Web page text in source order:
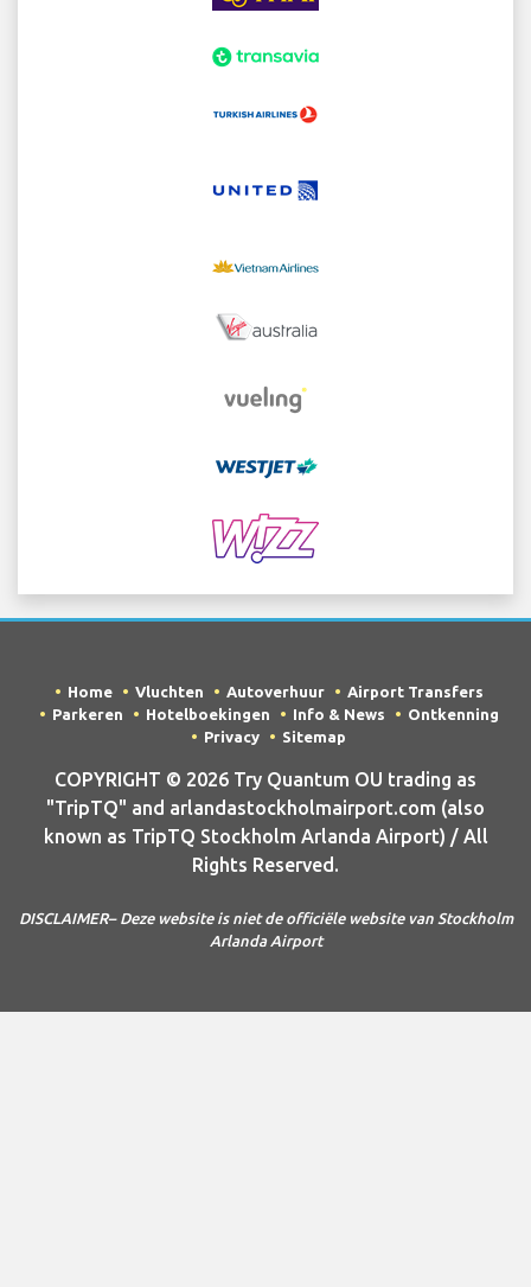
Home Vluchten Autoverhuur
Airport Transfers
Parkeren
Hotelboekingen Info & News
Ontkenning
Privacy
Sitemap
COPYRIGHT © 2026 Try Quantum OU trading as
"TripTQ" and arlandastockholmairport.com (also
known as TripTQ Stockholm Arlanda Airport) / All
Rights Reserved.
DISCLAIMER– Deze website is niet de officiële website van Stockholm
Arlanda Airport